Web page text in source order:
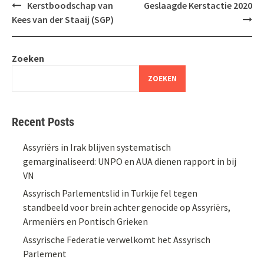
Bericht
navigatie
Kerstboodschap van
Kees van der Staaij (SGP)
Geslaagde Kerstactie 2020
Zoeken
ZOEKEN
Recent Posts
Assyriërs in Irak blijven systematisch
gemarginaliseerd: UNPO en AUA dienen rapport in bij
VN
Assyrisch Parlementslid in Turkije fel tegen
standbeeld voor brein achter genocide op Assyriërs,
Armeniërs en Pontisch Grieken
Assyrische Federatie verwelkomt het Assyrisch
Parlement